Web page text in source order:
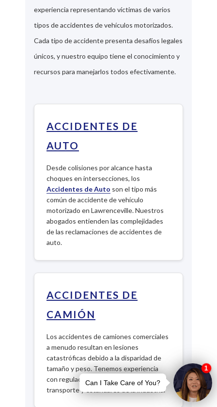
experiencia representando víctimas de varios
tipos de accidentes de vehículos motorizados.
Cada tipo de accidente presenta desafíos legales
únicos, y nuestro equipo tiene el conocimiento y
recursos para manejarlos todos efectivamente.
ACCIDENTES DE
AUTO
Desde colisiones por alcance hasta
choques en intersecciones, los
Accidentes de Auto son el tipo más
común de accidente de vehículo
motorizado en Lawrenceville. Nuestros
abogados entienden las complejidades
de las reclamaciones de accidentes de
auto.
ACCIDENTES DE
CAMIÓN
Los accidentes de camiones comerciales
a menudo resultan en lesiones
catastróficas debido a la disparidad de
tamaño y peso. Tenemos experiencia
con regulaciones federales de
transporte y estándares de la industria.